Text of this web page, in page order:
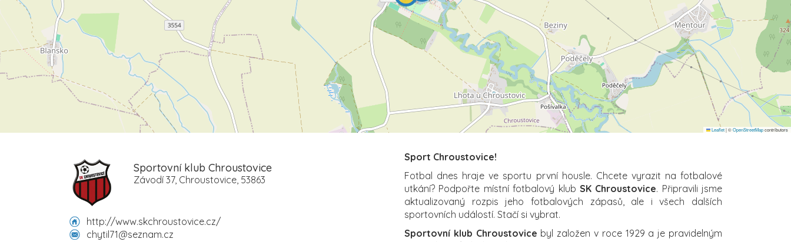
Leaflet|©OpenStreetMapcontributors
Sportovní klub Chroustovice
Závodí 37, Chroustovice, 53863
http://www.skchroustovice.cz/
chytil71@seznam.cz
Sport Chroustovice!
Fotbal dnes hraje ve sportu první housle. Chcete vyrazit na fotbalové
utkání? Podpořte místní fotbalový klub SK Chroustovice. Připravili jsme
aktualizovaný rozpis jeho fotbalových zápasů, ale i všech dalších
sportovních událostí. Stačí si vybrat.
Sportovní klub Chroustovice byl založen v roce 1929 a je pravidelným